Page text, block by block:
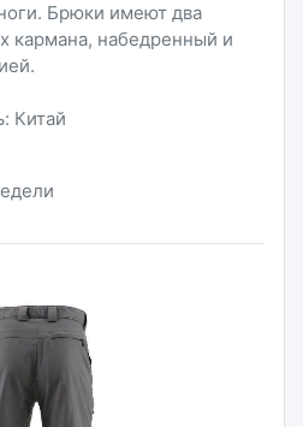
Брюки имеют два
кармана, набедренный и
Китай